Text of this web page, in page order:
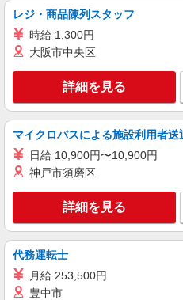
残業代支給 ★交
+゜・。○。・゜
有）★ ゜・。○
株式会社シエロ
【ソフトバン
月給193000
る） ※試用期
○。・゜+゜ 入社
を紹介頂くと,
○。・゜+゜・
宮崎県宮崎
キープ
レジ・商品陳列スタッフ
時給 1,300円
大阪市中央区
詳細を見る
マイクロバスによる施設利用者送
日給 10,900円〜10,900円
神戸市須磨区
詳細を見る
代務運転士
月給 253,500円
豊中市